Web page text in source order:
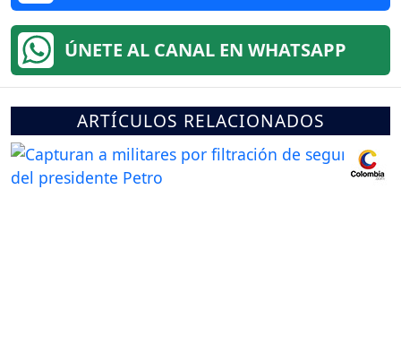
ÚNETE AL CANAL EN WHATSAPP
ARTÍCULOS RELACIONADOS